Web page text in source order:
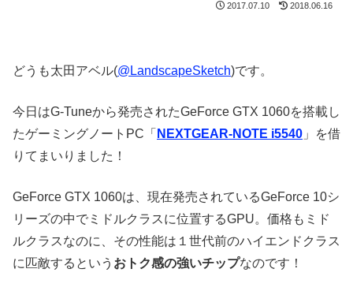
2017.07.10 2018.06.16
どうも太田アベル(@LandscapeSketch)です。
今日はG-Tuneから発売されたGeForce GTX 1060を搭載し
たゲーミングノートPC「 NEXTGEAR-NOTE i5540 」を借
りてまいりました！
GeForce GTX 1060は、現在発売されているGeForce 10シ
リーズの中でミドルクラスに位置するGPU。価格もミド
ルクラスなのに、その性能は１世代前のハイエンドクラス
に匹敵するという おトク感の強いチップなのです！